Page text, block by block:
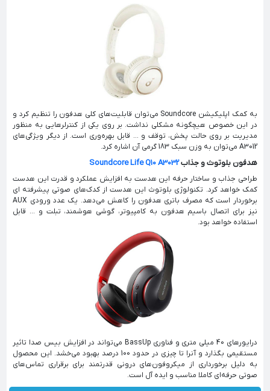
به کمک اپلیکیشن Soundcore می‌توان قابلیت‌های کلی هدفون را تنظیم کرد و
در این خصوص هیچگونه مشکلی نداشت. بر روی یکی از کنترلرهایی به منظور
مدیریت بر روی حالت پخش، توقف و ... قابل بهره‌وری است. از دیگر ویژگی‌های
A3012 می‌توان به وزن سبک 183 گرمی آن اشاره کرد.
هدفون بلوتوث و جذابSoundcore Life Q10 A3032
طراحی جذاب و ساختار حرفه این هدست به افزایش عملکرد و قدرت این هدست
کمک خواهد کرد. تکنولوژی بلوتوث این هدست از کدک‌های صوتی پیشرفته ای
برخوردار است که مصرف باتری هدفون را کاهش می‌دهد. یک عدد ورودی AUX
نیز برای اتصال باسیم هدفون به کامپیوتر، گوشی هوشمند، تبلت و ... قابل
استفاده خواهد بود.
درایورهای 40 میلی متری و فناوری BassUp می‌تواند در افزایش بیس صدا تاثیر
مستقیمی بگذارد و آنرا تا چیزی در حدود 100 درصد بهبود می‌خشد. این محصول
به دلیل برخورداری از میکروفون‌های درونی قدرتمند برای برقراری تماس‌های
صوتی حرفه‌ای کاملا مناسب و ایده آل است.